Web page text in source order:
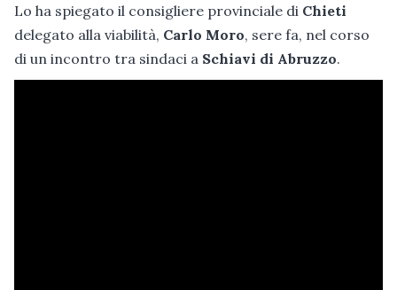
Lo ha spiegato il consigliere provinciale di Chieti
delegato alla viabilità, Carlo Moro, sere fa, nel corso
di un incontro tra sindaci a Schiavi di Abruzzo.